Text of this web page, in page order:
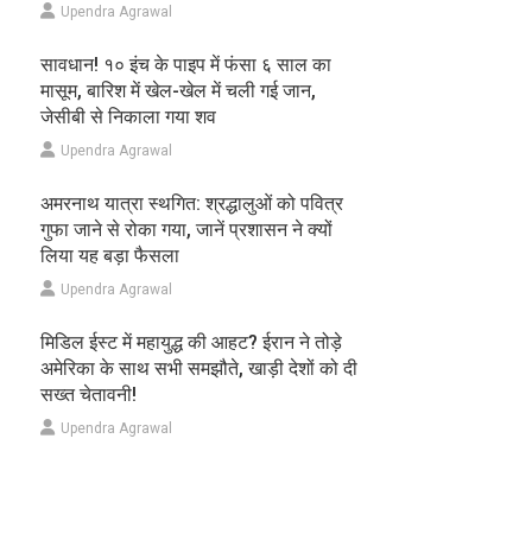
Upendra Agrawal
सावधान! १० इंच के पाइप में फंसा ६ साल का
मासूम, बारिश में खेल-खेल में चली गई जान,
जेसीबी से निकाला गया शव
Upendra Agrawal
अमरनाथ यात्रा स्थगित: श्रद्धालुओं को पवित्र
गुफा जाने से रोका गया, जानें प्रशासन ने क्यों
लिया यह बड़ा फैसला
Upendra Agrawal
मिडिल ईस्ट में महायुद्ध की आहट? ईरान ने तोड़े
अमेरिका के साथ सभी समझौते, खाड़ी देशों को दी
सख्त चेतावनी!
Upendra Agrawal